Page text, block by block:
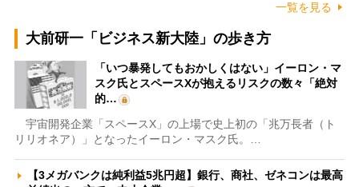
一覧を見る
大前研一「ビジネス新大陸」の歩き方
「いつ暴発してもおかしくはない」イーロン・マ
スク氏とスペースXが抱えるリスクの数々「絶対
的…
宇宙開発企業「スペースX」の上場で史上初の「兆万長者（ト
リリオネア）」となったイーロン・マスク氏。…
【3メガバンクは純利益5兆円超】銀行、商社、ゼネコンは最高